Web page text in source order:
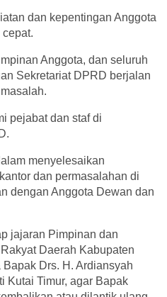
dan kepentingan Anggota
Anggota, dan seluruh
Sekretariat DPRD berjalan
pejabat dan staf di
menyelesaikan
dan permasalahan di
dengan Anggota Dewan dan
jajaran Pimpinan dan
Daerah Kabupaten
Drs. H. Ardiansyah
Kutai Timur, agar Bapak